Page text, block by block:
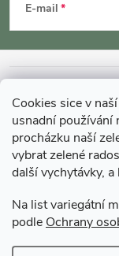
Cookies sice v
usnadní používání
procházku naší
vybrat zelené
další vychytávky,
Na list variegátní
podle Ochrany
p
a
E-mail
MOHLO BY
O GARDNERS
Gardners Design